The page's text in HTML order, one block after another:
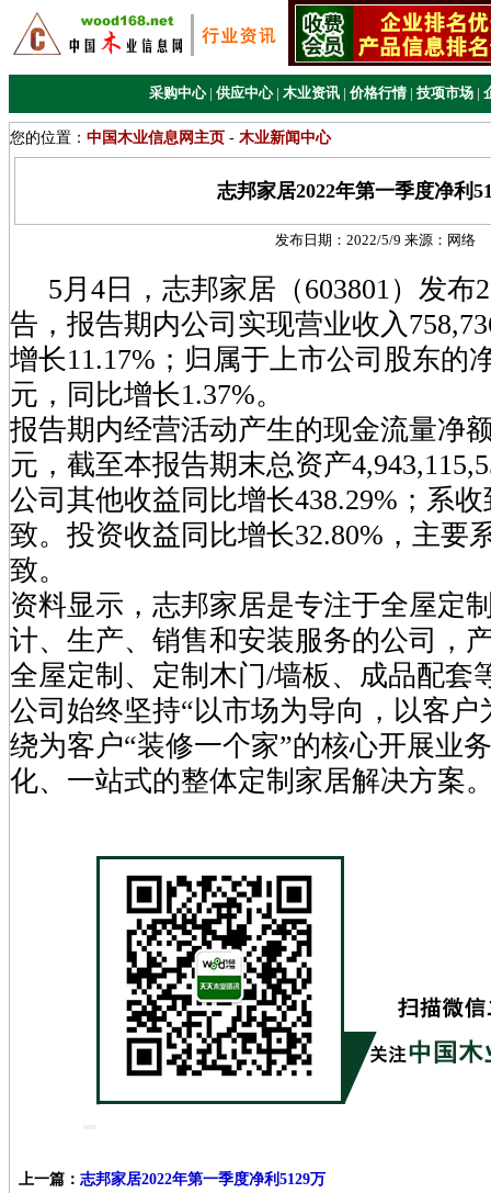
采购中心 | 供应中心 | 木业资讯 | 价格行情 | 技项市场 |
您的位置： 中国木业信息网主页 - 木业新闻中心
志邦家居2022年第一季度净利
发布日期： 2022/5/9 来源： 网络
5月4日，志邦家居（603801）发布
告，报告期内公司实现营业收入
增长11.17%；归属于上市公司股东的
元，同比增长1.37%。
报告期内经营活动产生的现金流量净
元，截至本报告期末总资产
公司其他收益同比增长438.29%；系
致。投资收益同比增长32.80%，主要
致。
资料显示，志邦家居是专注于全屋定
计、生产、销售和安装服务的公司，
全屋定制、定制木门/墙板、成品配套
公司始终坚持“以市场为导向，以客户
绕为客户“装修一个家”的核心开展业
化、一站式的整体定制家居解决方案
上一篇： 志邦家居2022年第一季度净利5129万